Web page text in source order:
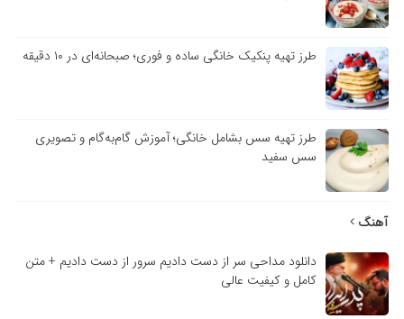
طرز تهیه پنکیک خانگی ساده و فوری؛ صبحانه‌ای در ۱۰ دقیقه
طرز تهیه سس بشامل خانگی؛ آموزش گام‌به‌گام و تصویری
سس سفید
آهنگ
دانلود مداحی سر از دست دادیم سرور از دست دادیم + متن
کامل و کیفیت عالی